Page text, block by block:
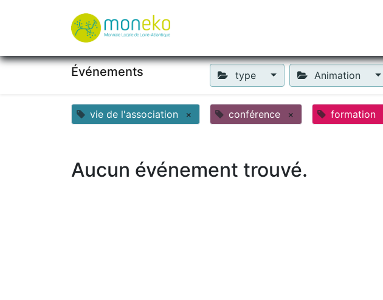
Événements type Animation
vie de l'association × conférence × formation
Aucun événement trouvé.